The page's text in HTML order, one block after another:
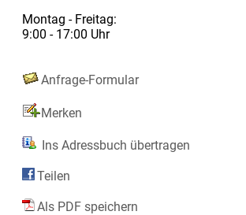
Montag - Freitag:
9:00 - 17:00 Uhr
Anfrage-Formular
Merken
Ins Adressbuch übertragen
Teilen
Als PDF speichern